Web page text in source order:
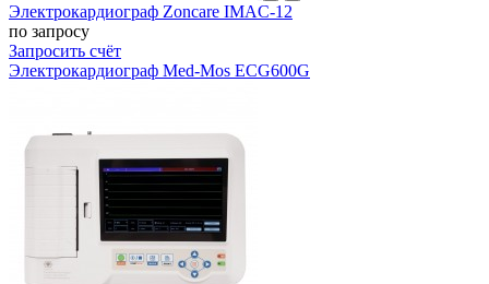
Электрокардиограф Zoncare IMAC-12
по запросу
Запросить счёт
Электрокардиограф Med-Mos ECG600G